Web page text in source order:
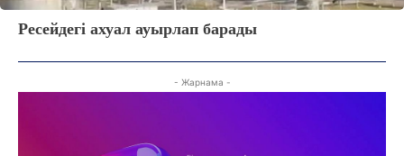
Ресейдегі ахуал ауырлап барады
- Жарнама -